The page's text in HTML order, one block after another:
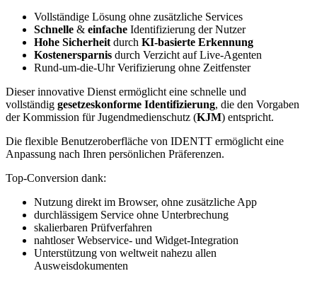
Vollständige Lösung ohne zusätzliche Services
Schnelle & einfache Identifizierung der Nutzer
Hohe Sicherheit durch KI-basierte Erkennung
Kostenersparnis durch Verzicht auf Live-Agenten
Rund-um-die-Uhr Verifizierung ohne Zeitfenster
Dieser innovative Dienst ermöglicht eine schnelle und
vollständig gesetzeskonforme Identifizierung, die den Vorgaben
der Kommission für Jugendmedienschutz (KJM) entspricht.
Die flexible Benutzeroberfläche von IDENTT ermöglicht eine
Anpassung nach Ihren persönlichen Präferenzen.
Top-Conversion dank:
Nutzung direkt im Browser, ohne zusätzliche App
durchlässigem Service ohne Unterbrechung
skalierbaren Prüfverfahren
nahtloser Webservice- und Widget-Integration
Unterstützung von weltweit nahezu allen
Ausweisdokumenten